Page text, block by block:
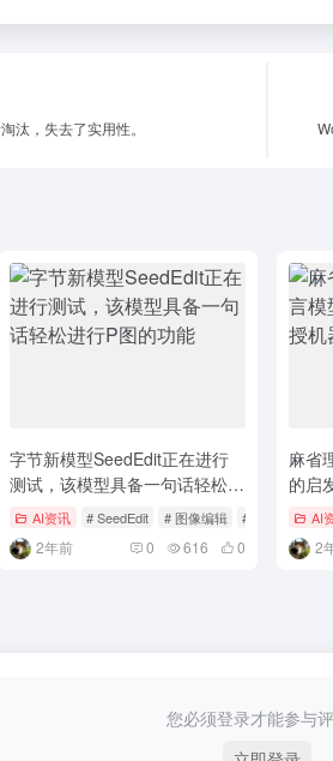
汰，失去了实用性。
PyTorchLightning
字节新模型SeedEdit正在进行
测试，该模型具备一句话轻松进
行P图的功能
AI资讯 # SeedEdit # 图像编辑 # 自然语言指令
2年前 0 616 0
麻省
的启
全新
AI
2
您必须登录才能参与评